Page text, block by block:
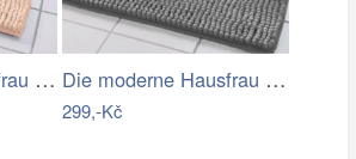
Die moderne Hausfrau Koupelnová… Die moderne Hausfrau Koupelnová…
299,-Kč